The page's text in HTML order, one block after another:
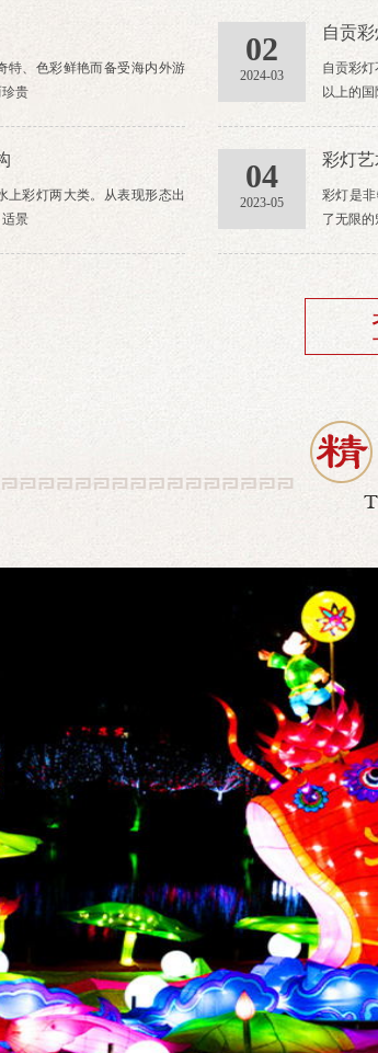
特、色彩鲜艳而备受海内外游
贵
02
2024-03
自贡
自贡彩
以上的
上彩灯两大类。从表现形态出
景
04
2023-05
彩灯
彩灯是
了无限